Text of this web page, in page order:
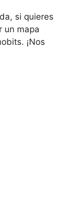
si quieres
un mapa
¡Nos